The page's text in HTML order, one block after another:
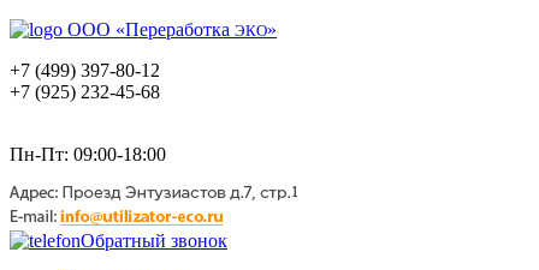
ООО «Переработка ЭКО»
+7 (499) 397-80-12
+7 (925) 232-45-68
Пн-Пт: 09:00-18:00
Обратный звонок